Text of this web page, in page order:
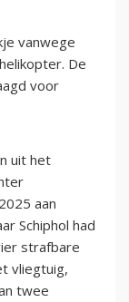
vanwege
De
voor
uit het
aan
Schiphol had
strafbare
vliegtuig,
twee